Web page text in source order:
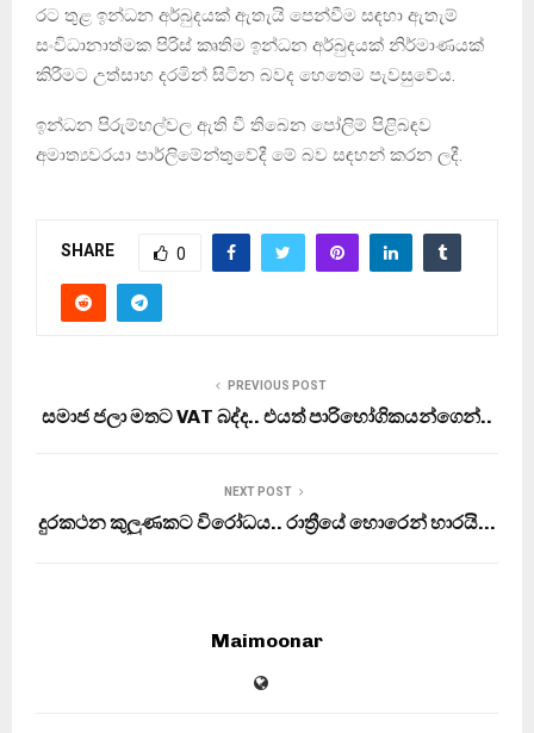
රට තුළ ඉන්ධන අර්බුදයක් ඇතැයි පෙන්වීම සඳහා ඇතැම්
සංවිධානාත්මක පිරිස් කෘතිම ඉන්ධන අර්බුදයක් නිර්මාණයක්
කිරීමට උත්සාහ දරමින් සිටින බවද හෙතෙම පැවසුවේය.
ඉන්ධන පිරුම්හල්වල ඇති වී තිබෙන පෝලිම් පිළිබඳව
අමාත්‍යවරයා පාර්ලිමේන්තුවේදී මේ බව සඳහන් කරන ලදී.
SHARE 0
PREVIOUS POST
සමාජ ජලා මතට VAT බද්ද.. එයත් පාරිභෝගිකයන්ගෙන්..
NEXT POST
දුරකථන කුලුණකට විරෝධය.. රාත්‍රීයේ හොරෙන් හාරයි…
Maimoonar